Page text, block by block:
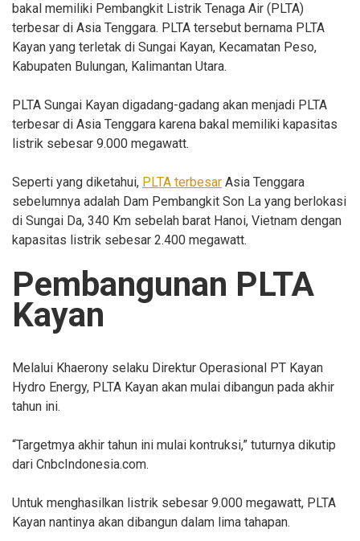
bakal memiliki Pembangkit Listrik Tenaga Air (PLTA)
terbesar di Asia Tenggara. PLTA tersebut bernama PLTA
Kayan yang terletak di Sungai Kayan, Kecamatan Peso,
Kabupaten Bulungan, Kalimantan Utara.
PLTA Sungai Kayan digadang-gadang akan menjadi PLTA
terbesar di Asia Tenggara karena bakal memiliki kapasitas
listrik sebesar 9.000 megawatt.
Seperti yang diketahui, PLTA terbesar Asia Tenggara
sebelumnya adalah Dam Pembangkit Son La yang berlokasi
di Sungai Da, 340 Km sebelah barat Hanoi, Vietnam dengan
kapasitas listrik sebesar 2.400 megawatt.
Pembangunan PLTA
Kayan
Melalui Khaerony selaku Direktur Operasional PT Kayan
Hydro Energy, PLTA Kayan akan mulai dibangun pada akhir
tahun ini.
“Targetmya akhir tahun ini mulai kontruksi,” tuturnya dikutip
dari CnbcIndonesia.com.
Untuk menghasilkan listrik sebesar 9.000 megawatt, PLTA
Kayan nantinya akan dibangun dalam lima tahapan.